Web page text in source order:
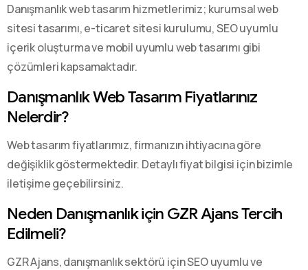
Danışmanlık web tasarım hizmetlerimiz; kurumsal web
sitesi tasarımı, e-ticaret sitesi kurulumu, SEO uyumlu
içerik oluşturma ve mobil uyumlu web tasarımı gibi
çözümleri kapsamaktadır.
Danışmanlık Web Tasarım Fiyatlarınız
Nelerdir?
Web tasarım fiyatlarımız, firmanızın ihtiyacına göre
değişiklik göstermektedir. Detaylı fiyat bilgisi için bizimle
iletişime geçebilirsiniz.
Neden Danışmanlık için GZR Ajans Tercih
Edilmeli?
GZR Ajans, danışmanlık sektörü için SEO uyumlu ve